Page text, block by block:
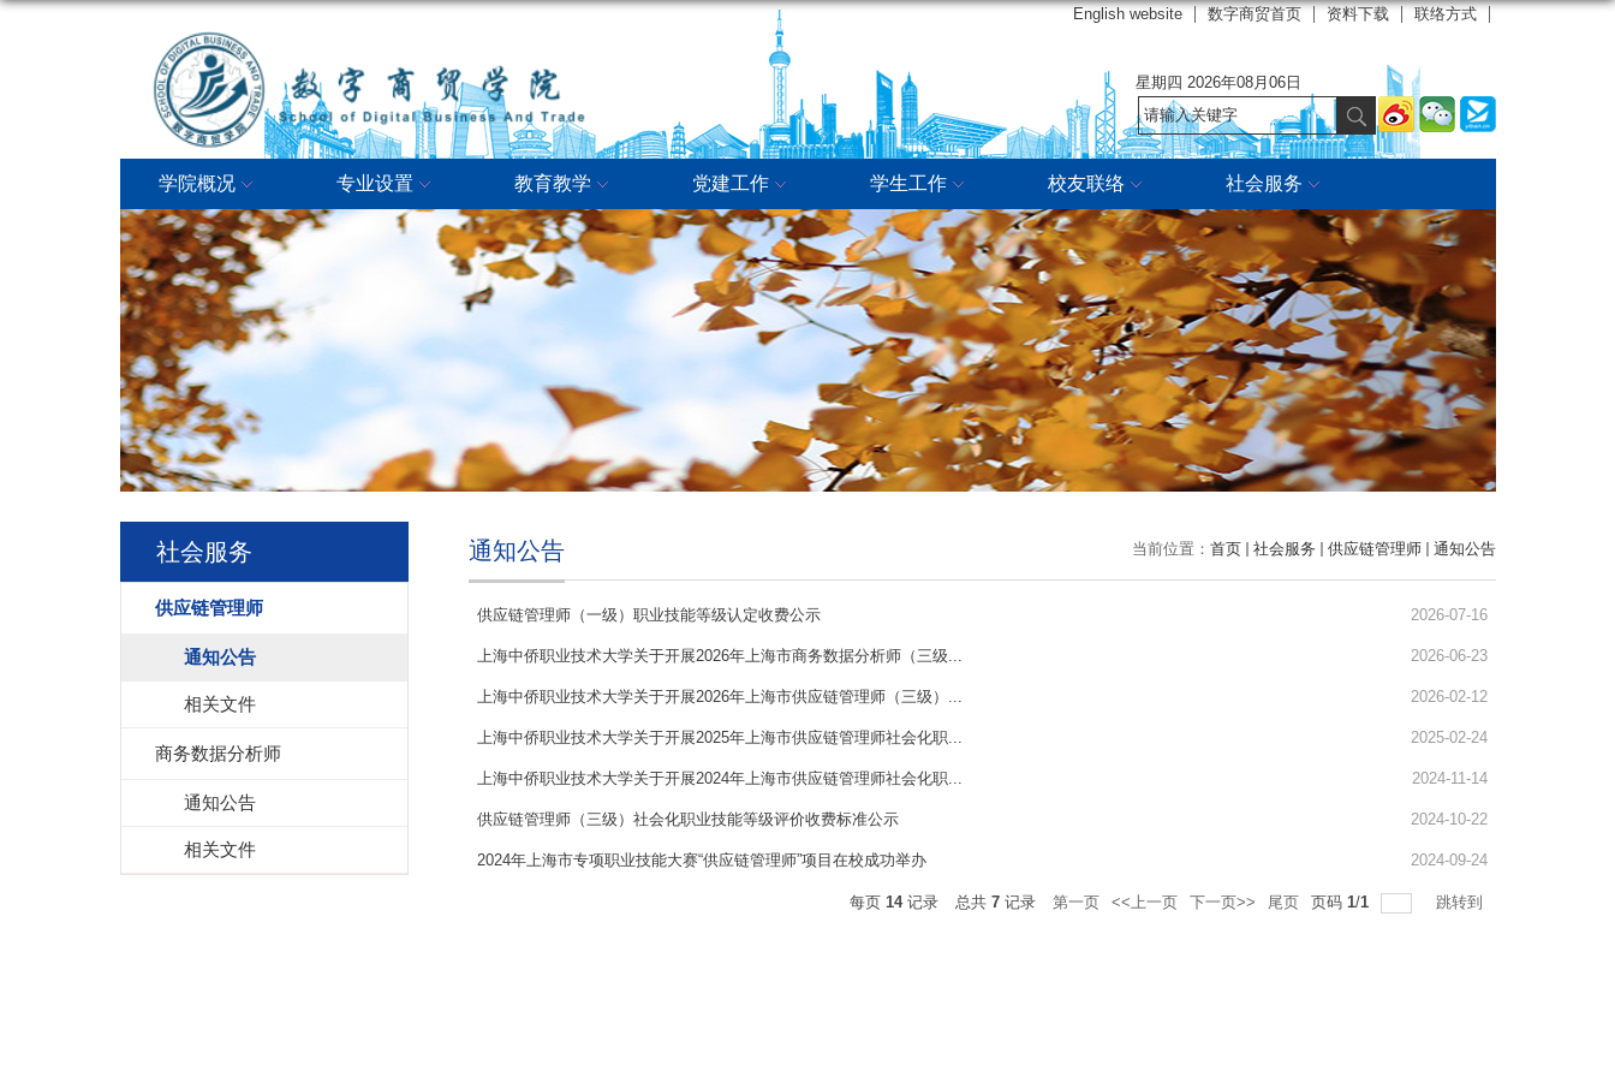
English website 数字商贸首页 资料下载 联络方式
星期四 2026年08月06日
学院概况 专业设置 教育教学 党建工作 学生工作 校友联络 社会服务
社会服务
供应链管理师
通知公告
相关文件
商务数据分析师
通知公告
相关文件
当前位置： 首页 社会服务 供应链管理师 通知公告
通知公告
供应链管理师（一级）职业技能等级认定收费公示 2026-07-16
上海中侨职业技术大学关于开展2026年上海市商务数据分析师（三级... 2026-06-23
上海中侨职业技术大学关于开展2026年上海市供应链管理师（三级）... 2026-02-12
上海中侨职业技术大学关于开展2025年上海市供应链管理师社会化职... 2025-02-24
上海中侨职业技术大学关于开展2024年上海市供应链管理师社会化职... 2024-11-14
供应链管理师（三级）社会化职业技能等级评价收费标准公示 2024-10-22
2024年上海市专项职业技能大赛“供应链管理师”项目在校成功举办 2024-09-24
每页 14记录 总共 7记录 第一页 <<上一页 下一页>> 尾页 页码 1/1 跳转到